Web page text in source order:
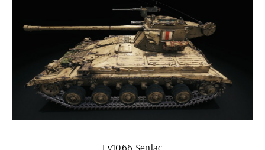
Fv1066 Senlac